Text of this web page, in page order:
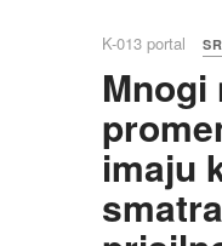
K-013 portal
Mnogi
imaju